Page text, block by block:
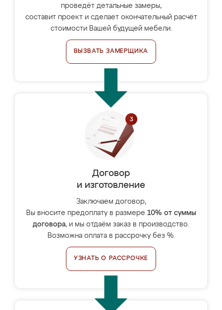
проведёт детальные замеры,
составит проект и сделает окончательный расчёт
стоимости Вашей будущей мебели.
ВЫЗВАТЬ ЗАМЕРЩИКА
Договор
и изготовление
Заключаем договор,
Вы вносите предоплату в размере 10% от суммы
договора, и мы отдаём заказ в производство.
Возможна оплата в рассрочку без %.
УЗНАТЬ О РАССРОЧКЕ